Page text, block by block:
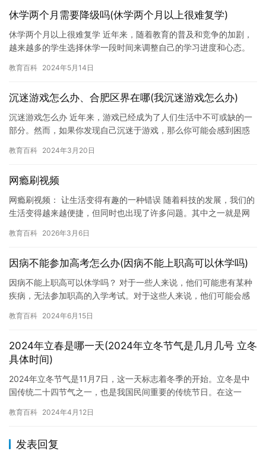
休学两个月需要降级吗(休学两个月以上很难复学)
休学两个月以上很难复学 近年来，随着教育的普及和竞争的加剧，
越来越多的学生选择休学一段时间来调整自己的学习进度和心态。
无法…
教育百科 2024年5月14日
沉迷游戏怎么办、合肥区界在哪(我沉迷游戏怎么办)
沉迷游戏怎么办 近年来，游戏已经成为了人们生活中不可或缺的一
部分。然而，如果你发现自己沉迷于游戏，那么你可能会感到困惑
学习…
教育百科 2024年3月20日
网瘾刷视频
网瘾刷视频： 让生活变得有趣的一种错误 随着科技的发展，我们的
生活变得越来越便捷，但同时也出现了许多问题。其中之一就是网
费，…
教育百科 2026年3月6日
因病不能参加高考怎么办(因病不能上职高可以休学吗)
因病不能上职高可以休学吗？ 对于一些人来说，他们可能患有某种
疾病，无法参加职高的入学考试。对于这些人来说，他们可能会感
如果…
教育百科 2024年6月15日
2024年立春是哪一天(2024年立冬节气是几月几号 立冬
具体时间)
2024年立冬节气是11月7日，这一天标志着冬季的开始。立冬是中
国传统二十四节气之一，也是我国民间重要的传统节日。在这一
立…
教育百科 2024年4月12日
发表回复